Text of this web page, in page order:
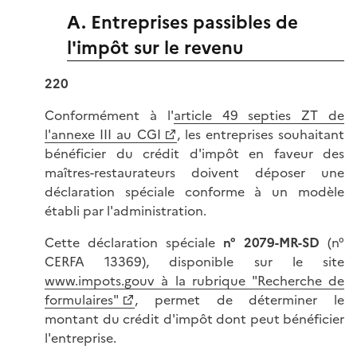
A. Entreprises passibles de
l'impôt sur le revenu
220
Conformément à l'article 49 septies ZT de
l'annexe III au CGI
, les entreprises souhaitant
bénéficier du crédit d'impôt en faveur des
maîtres-restaurateurs doivent déposer une
déclaration spéciale conforme à un modèle
établi par l'administration.
Cette déclaration spéciale n° 2079-MR-SD (n°
CERFA 13369), disponible sur le site
www.impots.gouv à la rubrique "Recherche de
formulaires"
, permet de déterminer le
montant du crédit d'impôt dont peut bénéficier
l'entreprise.